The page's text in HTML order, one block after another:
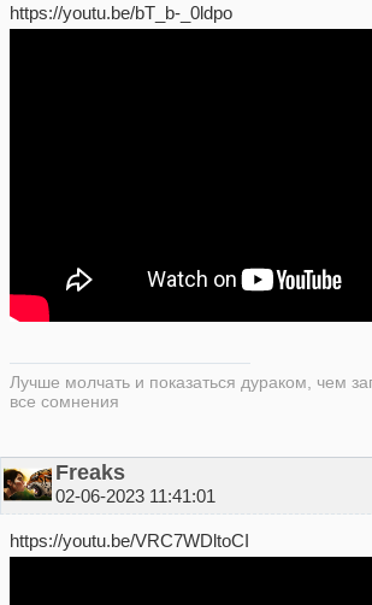
https://youtu.be/bT_b-_0ldpo
Лучше молчать и показаться дураком, чем
все сомнения
Freaks
02-06-2023 11:41:01
https://youtu.be/VRC7WDltoCI